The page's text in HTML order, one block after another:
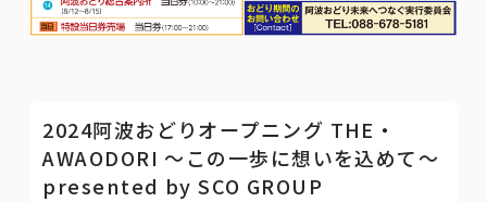
2024阿波おどりオープニング THE・
AWAODORI 〜この一歩に想いを込めて〜
presented by SCO GROUP